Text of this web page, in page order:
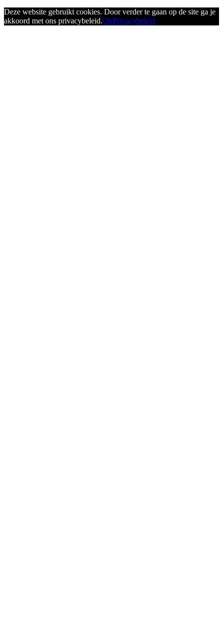
Deze website gebruikt cookies. Door verder te gaan op de site ga je
akkoord met ons privacybeleid.OkPrivacybeleid